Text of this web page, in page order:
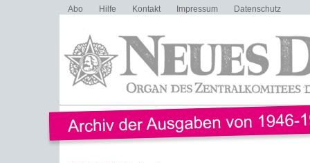
Abo Hilfe Kontakt Impressum Datenschutz